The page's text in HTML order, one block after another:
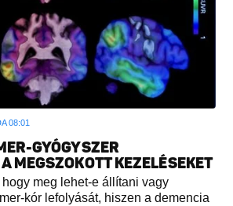
08:01
GYÓGYSZER
MEGSZOKOTT KEZELÉSEKET
hogy meg lehet-e állítani vagy
kór lefolyását, hiszen a demencia